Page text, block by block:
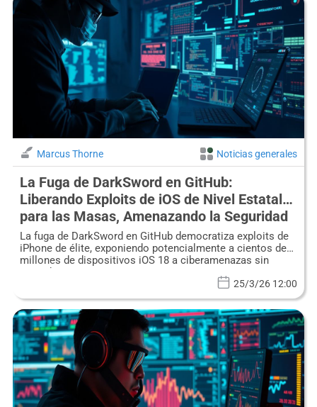
Marcus Thorne Noticias generales
La Fuga de DarkSword en GitHub:
Liberando Exploits de iOS de Nivel Estatal
para las Masas, Amenazando la Seguridad
Global de Dispositivos
La fuga de DarkSword en GitHub democratiza exploits de
iPhone de élite, exponiendo potencialmente a cientos de
millones de dispositivos iOS 18 a ciberamenazas sin
precedentes.
25/3/26 12:00